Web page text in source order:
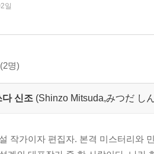
일
(2명)
다 신조 (Shinzo Mitsuda,みつだ し
작가이자 편집자. 본격 미스터리와